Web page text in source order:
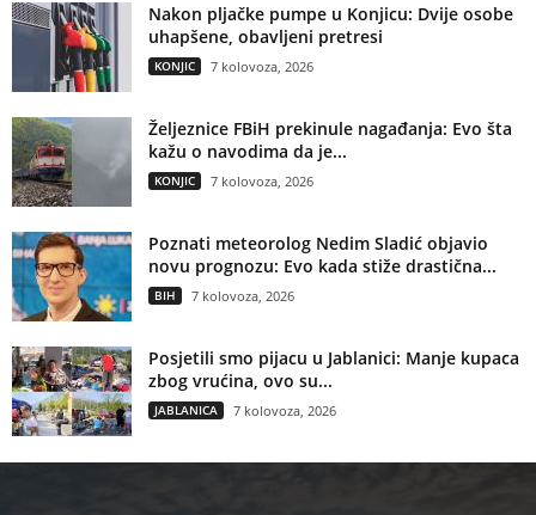
Nakon pljačke pumpe u Konjicu: Dvije osobe
uhapšene, obavljeni pretresi
KONJIC 7 kolovoza, 2026
Željeznice FBiH prekinule nagađanja: Evo šta
kažu o navodima da je...
KONJIC 7 kolovoza, 2026
Poznati meteorolog Nedim Sladić objavio
novu prognozu: Evo kada stiže drastična...
BIH 7 kolovoza, 2026
Posjetili smo pijacu u Jablanici: Manje kupaca
zbog vrućina, ovo su...
JABLANICA 7 kolovoza, 2026